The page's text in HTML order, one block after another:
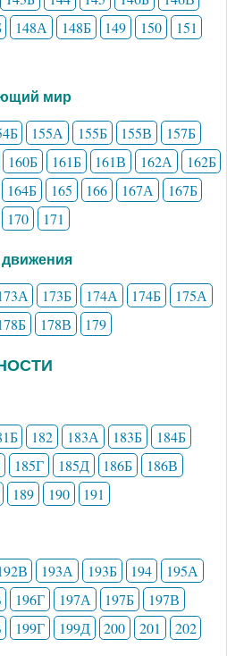
148А 148Б 149 150
151
мир
155А 155Б 155В
157Б
160Б 161Б 161В 162А
162Б
164Б 165 166 167А
167Б
170 171
173Б 174А 174Б
175А
178В 179
182 183А 183Б
184Б
185Г 185Д 186Б
186В
189 190 191
193А 193Б 194
195А
196Г 197А 197Б
197В
199Г 199Д 200 201 202